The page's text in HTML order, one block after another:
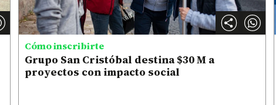
Cómo inscribirte
Grupo San Cristóbal destina $30 M a
proyectos con impacto social